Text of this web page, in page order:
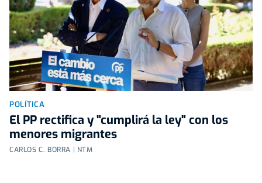
POLÍTICA
El PP rectifica y "cumplirá la ley" con los
menores migrantes
CARLOS C. BORRA | NTM